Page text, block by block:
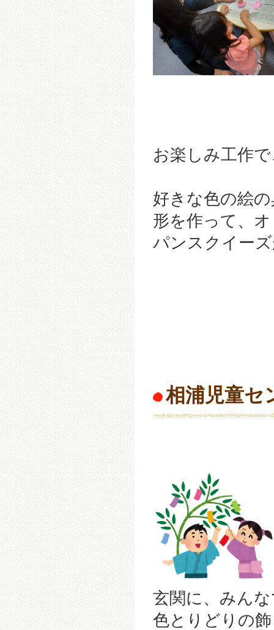
お楽しみ工作
好きな色の絵
形を作って、
パンスクイー
相浦児童
玄関に、みん
色とりどりの